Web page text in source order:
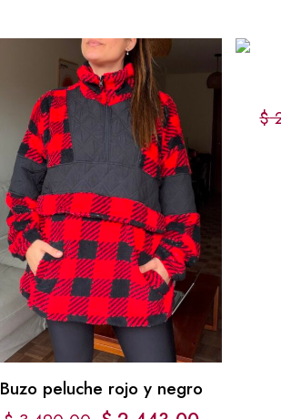
Buzo peluche rojo y negro
$